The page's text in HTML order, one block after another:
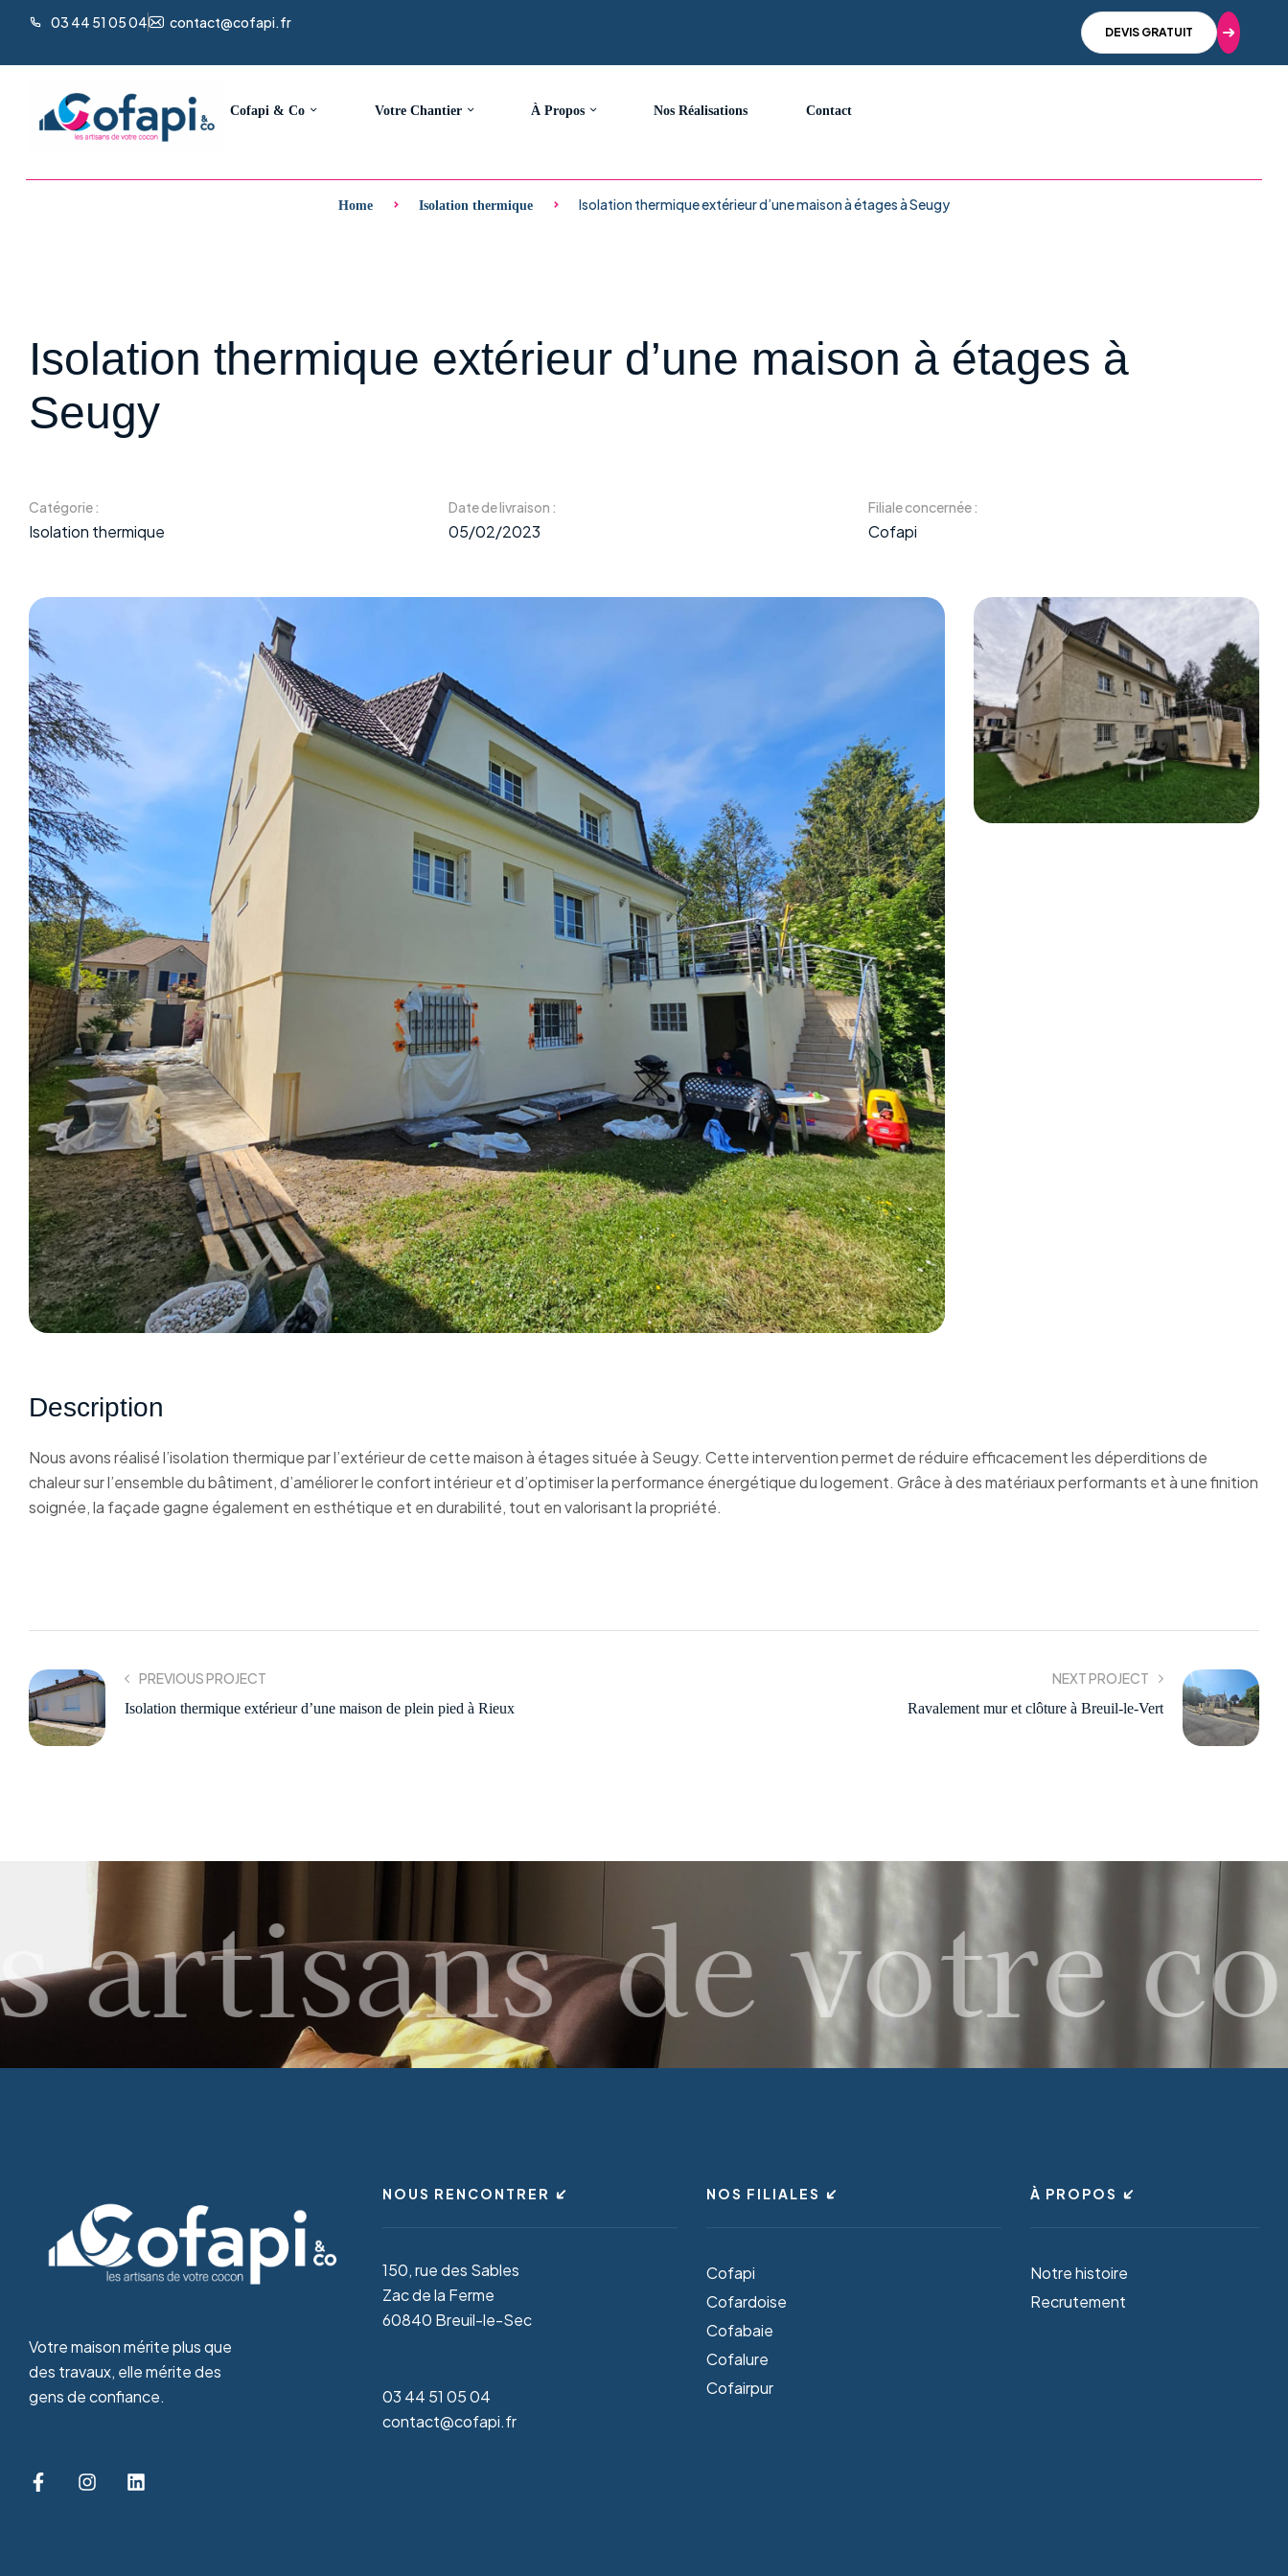
03 44 51 05 04 contact@cofapi.fr
DEVIS GRATUIT
Cofapi & Co Votre Chantier À Propos Nos Réalisations Contact
Home Isolation thermique Isolation thermique extérieur d’une maison à étages à Seugy
Isolation thermique extérieur d’une maison à étages à
Seugy
Catégorie :
Isolation thermique
Date de livraison :
05/02/2023
Filiale concernée :
Cofapi
Description
Nous avons réalisé l’isolation thermique par l’extérieur de cette maison à étages située à Seugy. Cette intervention permet de réduire efficacement les déperditions de
chaleur sur l’ensemble du bâtiment, d’améliorer le confort intérieur et d’optimiser la performance énergétique du logement. Grâce à des matériaux performants et à une finition
soignée, la façade gagne également en esthétique et en durabilité, tout en valorisant la propriété.
PREVIOUS PROJECT
Isolation thermique extérieur d’une maison de plein pied à Rieux
NEXT PROJECT
Ravalement mur et clôture à Breuil-le-Vert
artisans de votre
Votre maison mérite plus que
des travaux, elle mérite des
gens de confiance.
NOUS RENCONTRER
150, rue des Sables
Zac de la Ferme
60840 Breuil-le-Sec
03 44 51 05 04
contact@cofapi.fr
NOS FILIALES
Cofapi
Cofardoise
Cofabaie
Cofalure
Cofairpur
À PROPOS
Notre histoire
Recrutement